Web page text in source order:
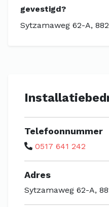
gevestigd?
Sytzamaweg 62-A,
Telefoonnummer
0517 641 242
Adres
Sytzamaweg 62-A,